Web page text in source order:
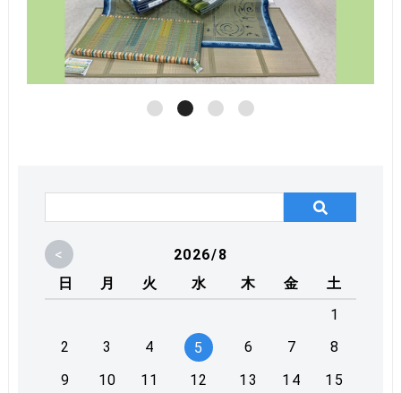
<
2026/8
日
月 火 水 木 金
土
1
2
3 4 5 6 7
8
9
10 11 12 13 14
15